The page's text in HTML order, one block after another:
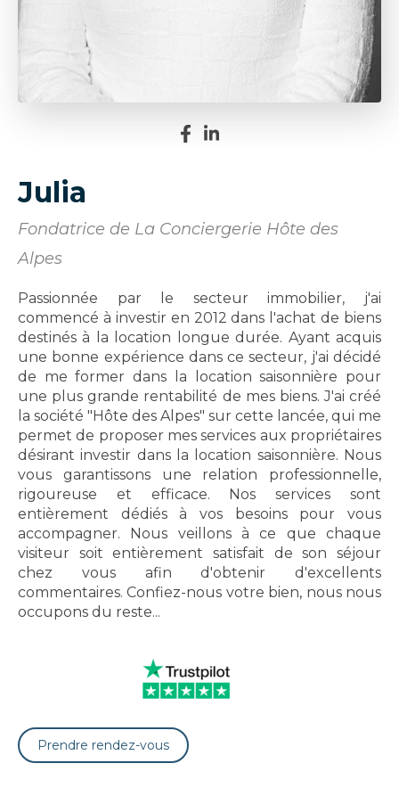
Julia
Fondatrice de La Conciergerie Hôte des
Alpes
Passionnée par le secteur immobilier, j'ai
commencé à investir en 2012 dans l'achat de biens
destinés à la location longue durée. Ayant acquis
une bonne expérience dans ce secteur, j'ai décidé
de me former dans la location saisonnière pour
une plus grande rentabilité de mes biens. J'ai créé
la société "Hôte des Alpes" sur cette lancée, qui me
permet de proposer mes services aux propriétaires
désirant investir dans la location saisonnière. Nous
vous garantissons une relation professionnelle,
rigoureuse et efficace. Nos services sont
entièrement dédiés à vos besoins pour vous
accompagner. Nous veillons à ce que chaque
visiteur soit entièrement satisfait de son séjour
chez vous afin d'obtenir d'excellents
commentaires. Confiez-nous votre bien, nous nous
occupons du reste...
Prendre rendez-vous